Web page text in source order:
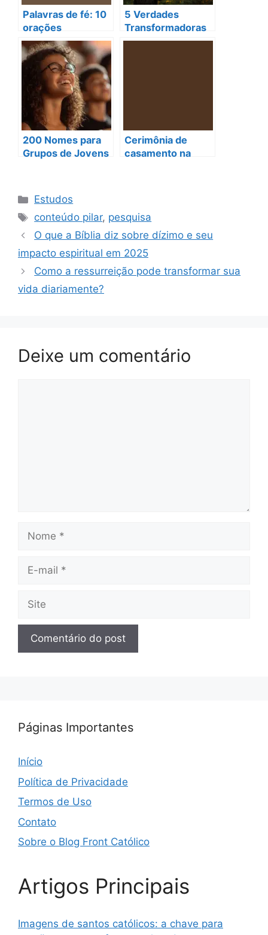
Palavras de fé: 10
orações
transformadoras
para compartilhar
e fortalecer sua
espiritualidade
5 Verdades
Transformadoras
Sobre a Fé Que
200 Nomes para
Grupos de Jovens
Cerimônia de
casamento na
Categorias
Estudos
Tags
conteúdo pilar, pesquisa
O que a Bíblia diz sobre dízimo e seu
impacto espiritual em 2025
Como a ressurreição pode transformar sua
vida diariamente?
Deixe um comentário
Nome
Site
Páginas Importantes
Início
Política de Privacidade
Termos de Uso
Contato
Sobre o Blog Front Católico
Artigos Principais
Imagens de santos católicos: a chave para